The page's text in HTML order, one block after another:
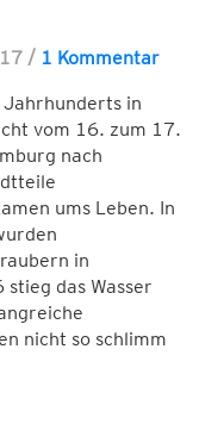
/ 1 Kommentar
Jahrhunderts in
vom 16. zum 17.
nach
ums Leben. In
in
das Wasser
nicht so schlimm